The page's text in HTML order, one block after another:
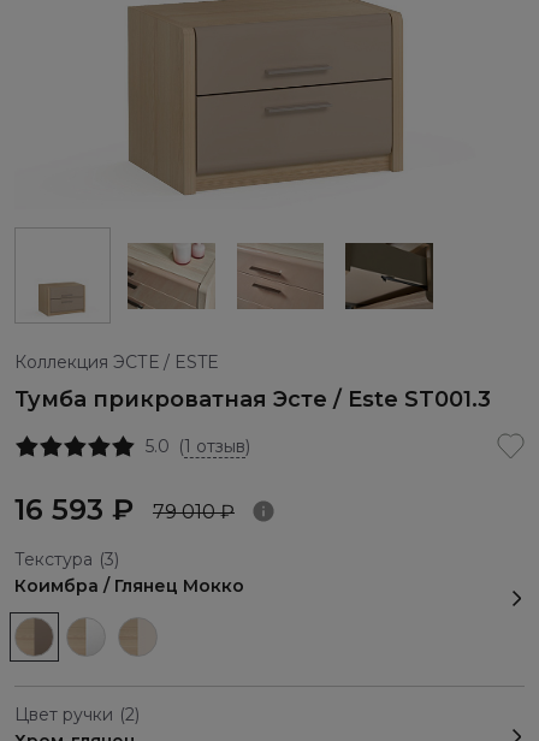
Коллекция ЭСТЕ / ESTE
Тумба прикроватная Эсте / Este ST001.3
5.0 (1 отзыв)
16 593 ₽ 79 010 ₽
Текстура (3)
Коимбра / Глянец Мокко
Цвет ручки (2)